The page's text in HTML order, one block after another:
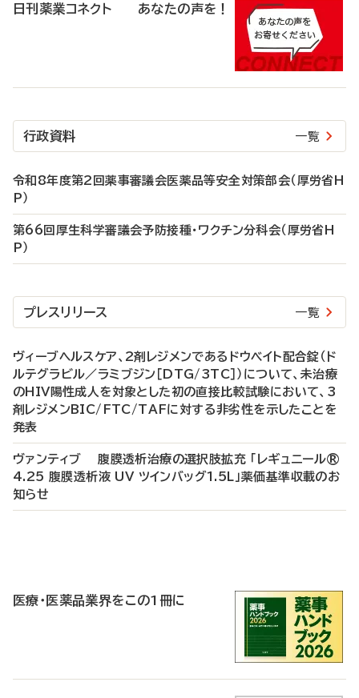
日刊薬業コネクト あなたの声を！
行政資料 一覧
令和8年度第2回薬事審議会医薬品等安全対策部会（厚労省H
P）
第66回厚生科学審議会予防接種・ワクチン分科会（厚労省H
P）
プレスリリース 一覧
ヴィーブヘルスケア、2剤レジメンであるドウベイト配合錠（ド
ルテグラビル／ラミブジン［DTG/3TC］）について、未治療
のHIV陽性成人を対象とした初の直接比較試験において、3
剤レジメンBIC/FTC/TAFに対する非劣性を示したことを
発表
ヴァンティブ 腹膜透析治療の選択肢拡充 「レギュニール®
4.25 腹膜透析液 UV ツインバッグ1.5L」薬価基準収載のお
知らせ
医療・医薬品業界をこの1冊に